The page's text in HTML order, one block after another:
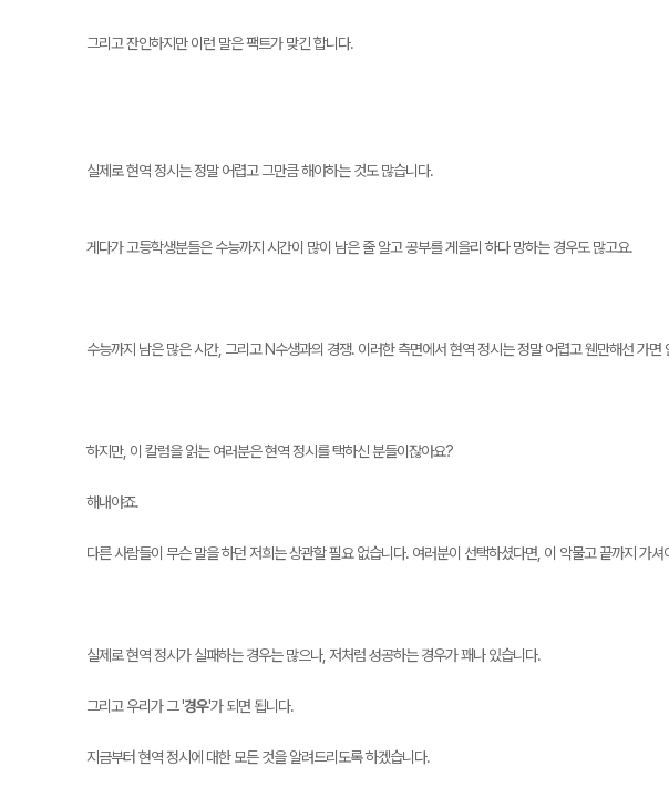
그리고 잔인하지만 이런 말은 팩트가 맞긴 합니다.
실제로 현역 정시는 정말 어렵고 그만큼 해야하는 것도 많습니다.
게다가 고등학생분들은 수능까지 시간이 많이 남은 줄 알고 공부를 게을리 하다 망하는 경우도 많고요.
수능까지 남은 많은 시간, 그리고 N수생과의 경쟁. 이러한 측면에서 현역 정시는 정말 어렵고 웬만해선 가면
하지만, 이 칼럼을 읽는 여러분은 현역 정시를 택하신 분들이잖아요?
해내야죠.
다른 사람들이 무슨 말을 하던 저희는 상관할 필요 없습니다. 여러분이 선택하셨다면, 이 악물고 끝까지 가셔
실제로 현역 정시가 실패하는 경우는 많으나, 저처럼 성공하는 경우가 꽤나 있습니다.
그리고 우리가 그 '경우'가 되면 됩니다.
지금부터 현역 정시에 대한 모든 것을 알려드리도록 하겠습니다.